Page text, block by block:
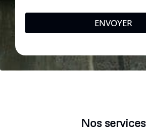
ENVOYER
Nos services